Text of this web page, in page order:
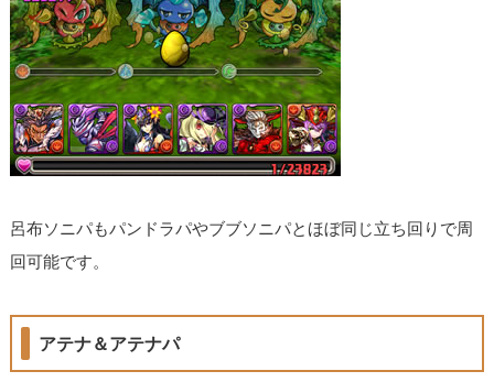
呂布ソニパもパンドラパやブブソニパとほぼ同じ立ち回りで周
回可能です。
アテナ＆アテナパ